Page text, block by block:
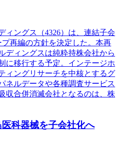
ィングス（4326）は、連結子会
再編の方針を決定した。本再
ディングスは純粋持株会社から
に移行する予定。インテージホ
ィングリサーチを中核とするグ
ネルデータや各種調査サービス
収合併消滅会社となるのは、株
科器械を子会社化へ